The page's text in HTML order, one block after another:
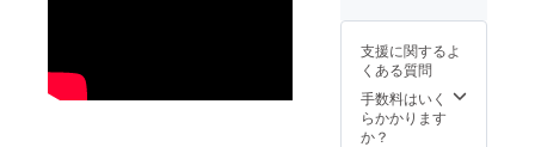
ただき
ます。
本リ
ターン
の内容
を無断
ました
ルにて
送信い
たしま
す。ア
譲、
ima
sembia
nza ド
ナウ
ディ、O
支援に関するよ
くある質問
手数料はいく
らかかります
か？